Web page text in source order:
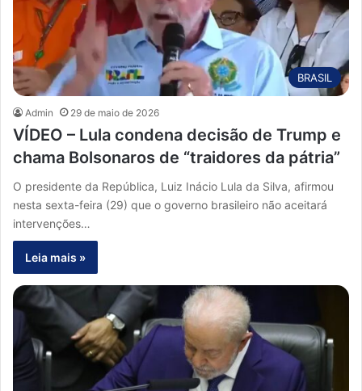
BRASIL
Admin 29 de maio de 2026
VÍDEO – Lula condena decisão de Trump e
chama Bolsonaros de “traidores da pátria”
O presidente da República, Luiz Inácio Lula da Silva, afirmou
nesta sexta-feira (29) que o governo brasileiro não aceitará
intervenções…
Leia mais »